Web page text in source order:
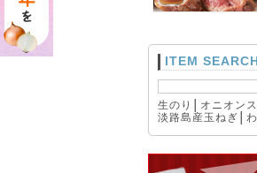
ITEM
生のり
オニオン
淡路島産玉ねぎ